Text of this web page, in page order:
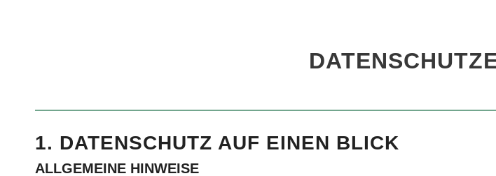
1. DATENSCHUTZ AUF EINEN BLICK
ALLGEMEINE HINWEISE